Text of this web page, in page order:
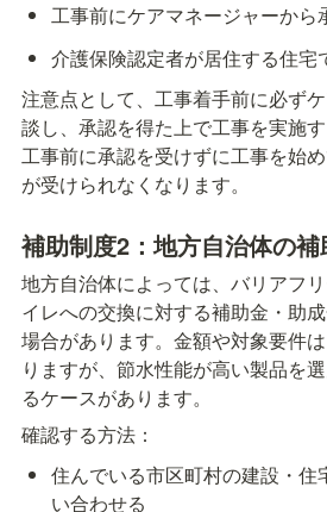
工事前にケアマネージャーから
介護保険認定者が居住する住宅
注意点として、工事着手前に必ず
談し、承認を得た上で工事を実施す
工事前に承認を受けずに工事を始
が受けられなくなります。
補助制度2：地方自治体の
地方自治体によっては、バリアフ
イレへの交換に対する補助金・助
場合があります。金額や対象要件
りますが、節水性能が高い製品を
るケースがあります。
確認する方法：
住んでいる市区町村の建設・住
い合わせる